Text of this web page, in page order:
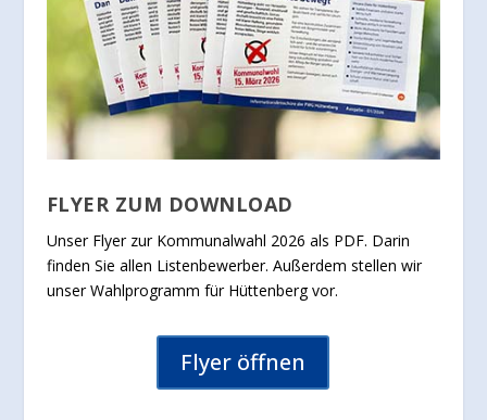
FLYER ZUM DOWNLOAD
Unser Flyer zur Kommunalwahl 2026 als PDF. Darin
finden Sie allen Listenbewerber. Außerdem stellen wir
unser Wahlprogramm für Hüttenberg vor.
Flyer öffnen